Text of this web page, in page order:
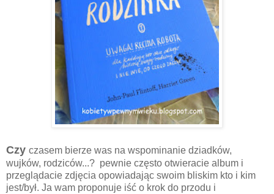
Czy czasem bierze was na wspominanie dziadków,
wujków, rodziców...? pewnie często otwieracie album i
przeglądacie zdjęcia opowiadając swoim bliskim kto i kim
jest/był. Ja wam proponuje iść o krok do przodu i